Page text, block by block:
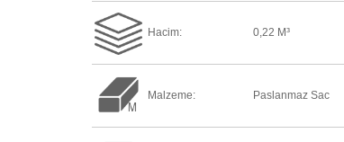
Hacim: 0,22 M³
Malzeme: Paslanmaz Sac